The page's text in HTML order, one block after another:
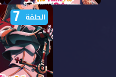
مشاهدة انمي Himesama
Goumon no Jikan desu
الموسم الثاني الحلقة 9
الحلقة 7